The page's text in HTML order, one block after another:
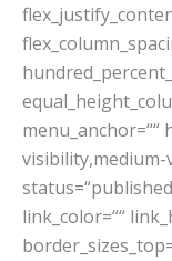
menu_anchor=““
link_color=““